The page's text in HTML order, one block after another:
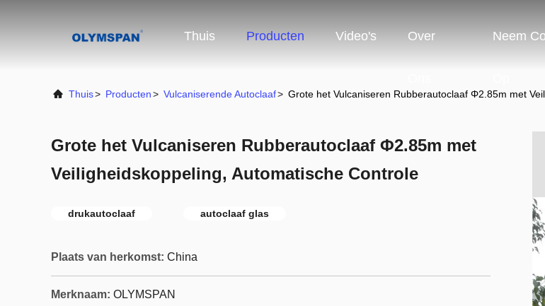
Thuis Producten Video's Over Neem
Thuis> Producten> Vulcaniserende Autoclaaf> Grote het Vulcaniseren Rubberautoclaaf Φ2.85m met
Grote het Vulcaniseren Rubberautoclaaf Φ2.85m met
Veiligheidskoppeling, Automatische Controle
drukautoclaaf autoclaaf glas
Plaats van herkomst: China
Merknaam: OLYMSPAN